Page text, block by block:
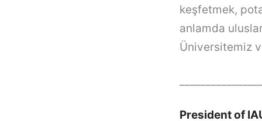
keşfetmek,
anlamda
Üniversitemiz
President of